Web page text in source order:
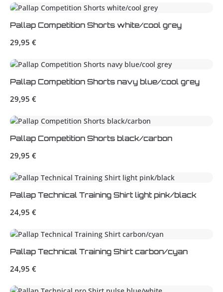
Pallap Competition Shorts white/cool grey
Regulärer Preis:
29,95 €
Pallap Competition Shorts navy blue/cool grey
Regulärer Preis:
29,95 €
Pallap Competition Shorts black/carbon
Regulärer Preis:
29,95 €
Pallap Technical Training Shirt light pink/black
Regulärer Preis:
24,95 €
Pallap Technical Training Shirt carbon/cyan
Regulärer Preis:
24,95 €